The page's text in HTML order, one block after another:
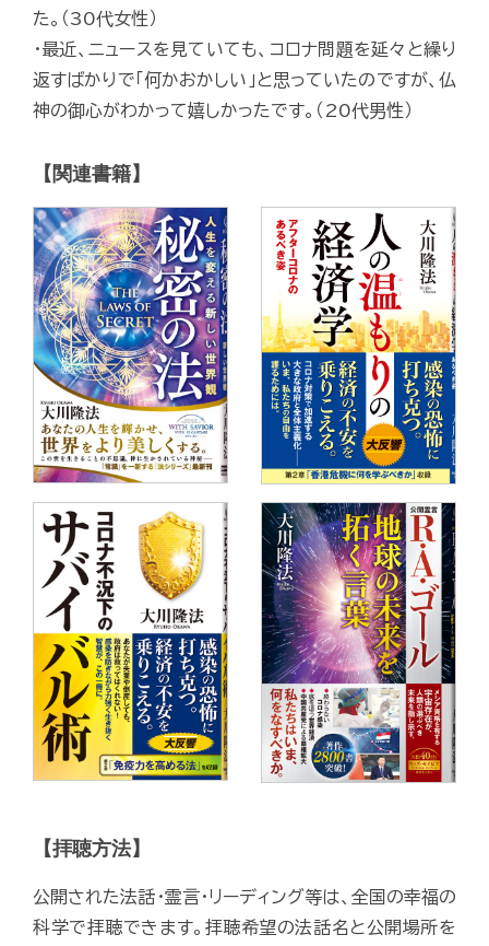
た。（30代女性）
・最近、ニュースを見ていても、コロナ問題を延々と繰り
返すばかりで「何かおかしい」と思っていたのですが、仏
神の御心がわかって嬉しかったです。（20代男性）
【関連書籍】
【拝聴方法】
公開された法話・霊言・リーディング等は、全国の幸福の
科学で拝聴できます。拝聴希望の法話名と公開場所を